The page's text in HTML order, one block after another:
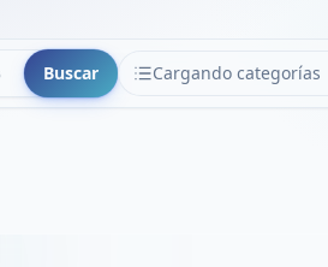
Buscar Cargando categorías
CATEGORÍAS